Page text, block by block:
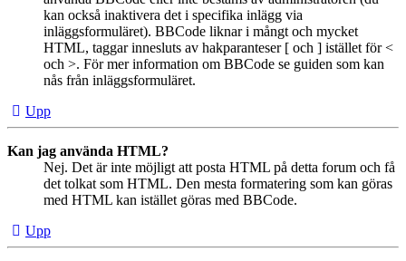
kan också inaktivera det i specifika inlägg via
inläggsformuläret). BBCode liknar i mångt och mycket
HTML, taggar innesluts av hakparanteser [ och ] istället för <
och >. För mer information om BBCode se guiden som kan
nås från inläggsformuläret.
Upp
Kan jag använda HTML?
Nej. Det är inte möjligt att posta HTML på detta forum och få
det tolkat som HTML. Den mesta formatering som kan göras
med HTML kan istället göras med BBCode.
Upp